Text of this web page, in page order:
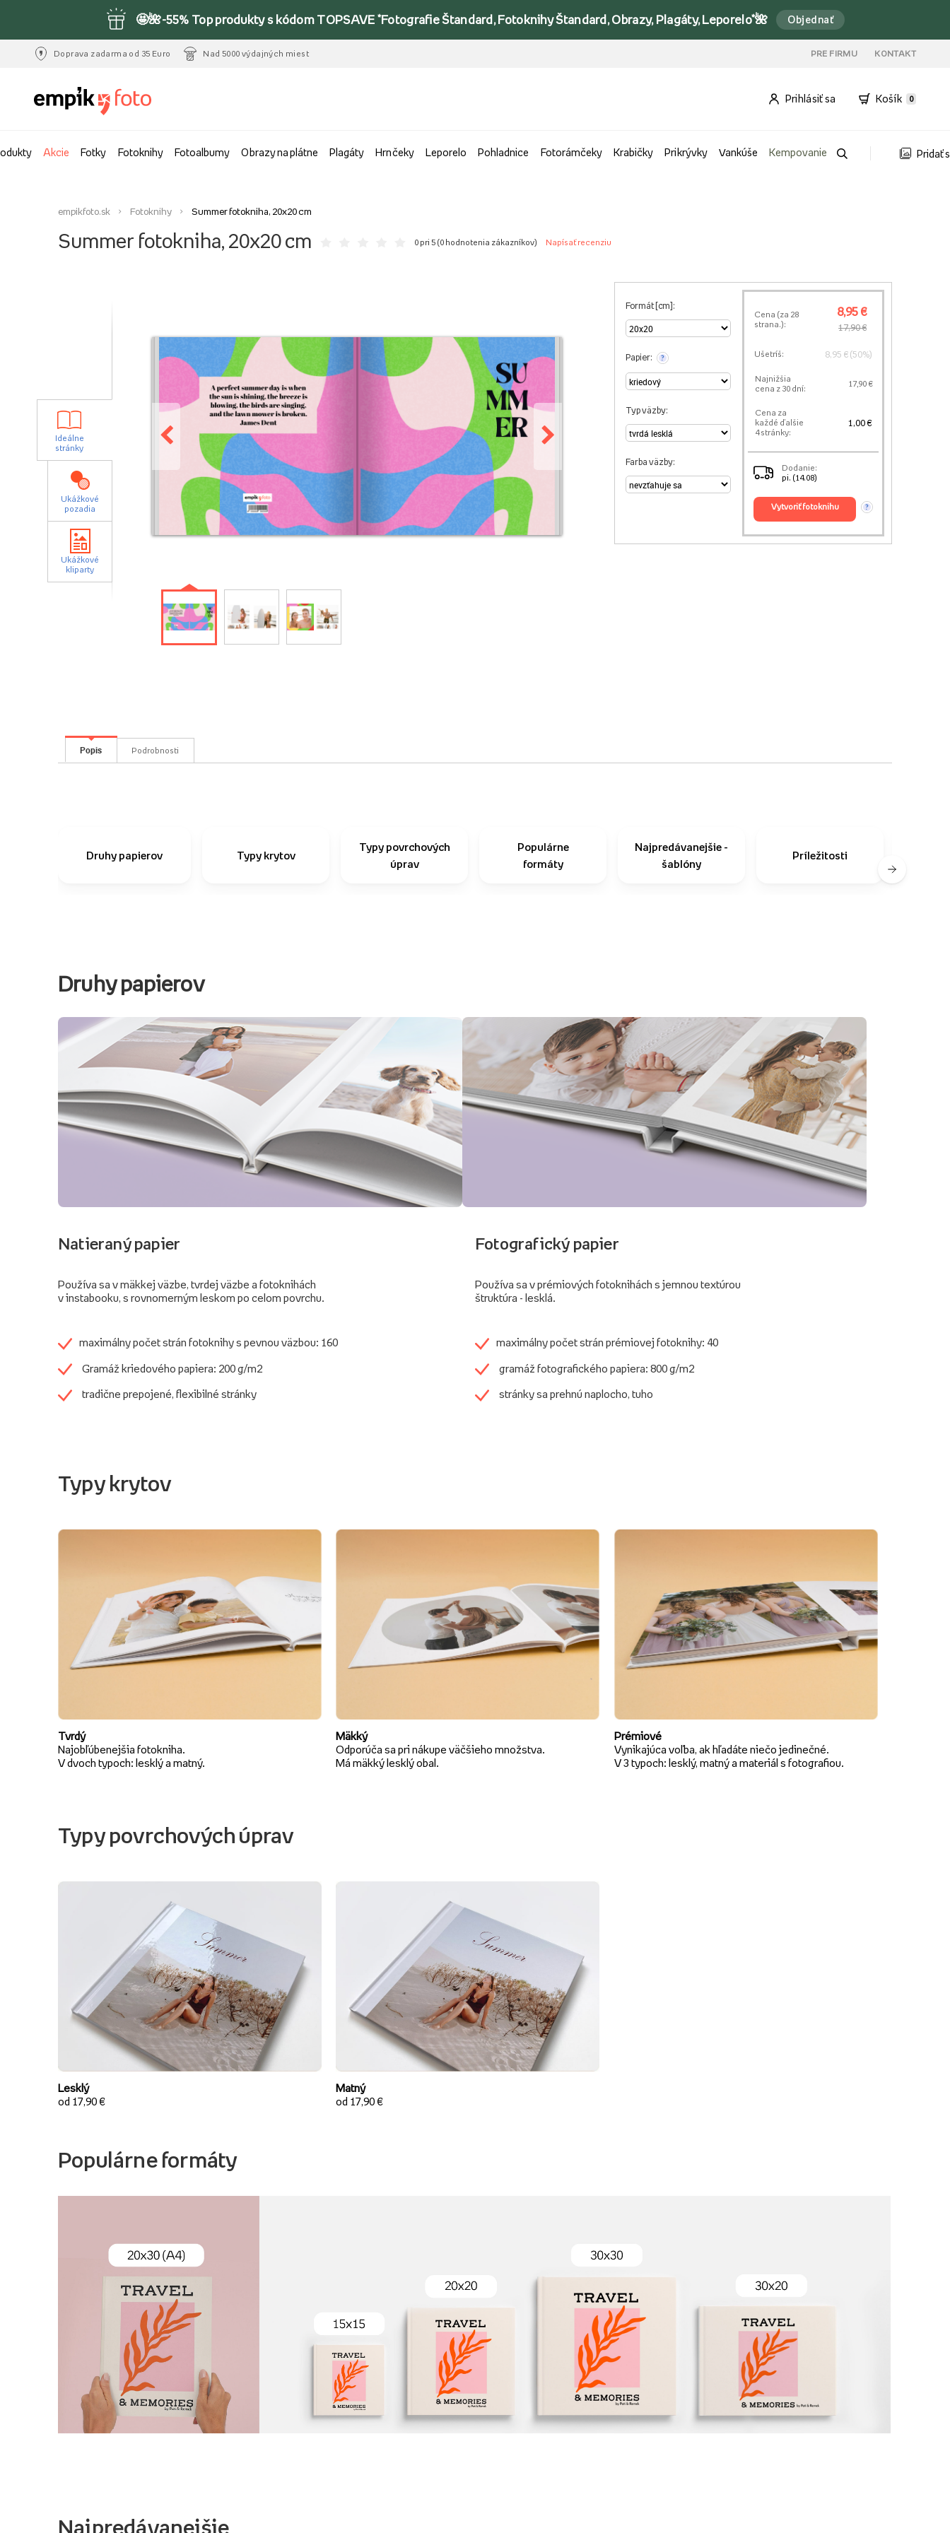
🤩🌺-55% Top produkty s kódom TOPSAVE *Fotografie Štandard, Fotoknihy Štandard, Obrazy, Plagáty, Leporelo*🌺 Objednať
Doprava zadarma od 35 Euro Nad 5000 výdajných miest PRE FIRMU KONTAKT
Prihlásiť sa Košík 0
Akcie Fotky Fotoknihy Fotoalbumy Obrazy na plátne Plagáty Hrnčeky Leporelo Pohladnice Fotorámčeky Krabičky Prikrývky Vankúše Kempovanie Pridať
empikfoto.sk Fotoknihy Summer fotokniha, 20x20 cm
Summer fotokniha, 20x20 cm 0 pri 5 (0 hodnotenia zákazníkov) Napísať recenziu
Ideálne
stránky
Ukážkové
pozadia
Ukážkové
kliparty
Formát [cm]:
Papier: ?
Typ väzby:
Farba väzby:
Cena (za 28
strana.):
8,95 €
17,90 €
Ušetríš: 8,95 € (50%)
Najnižšia
cena z 30 dní:
17,90 €
Cena za
každé ďalšie
4 stránky:
1,00 €
Dodanie:
pi. (14.08)
vytvoriť fotoknihu ?
Popis Podrobnosti
Druhy papierov Typy krytov
Typy povrchových
úprav
Populárne
formáty
Najpredávanejšie -
šablóny
Príležitosti
Druhy papierov
Natieraný papier
Používa sa v mäkkej väzbe, tvrdej väzbe a fotoknihách
v instabooku, s rovnomerným leskom po celom povrchu.
maximálny počet strán fotoknihy s pevnou väzbou: 160
Gramáž kriedového papiera: 200 g/m2
tradične prepojené, flexibilné stránky
Fotografický papier
Používa sa v prémiových fotoknihách s jemnou textúrou
štruktúra - lesklá.
maximálny počet strán prémiovej fotoknihy: 40
gramáž fotografického papiera: 800 g/m2
stránky sa prehnú naplocho, tuho
Typy krytov
Tvrdý
Najobľúbenejšia fotokniha.
V dvoch typoch: lesklý a matný.
Mäkký
Odporúča sa pri nákupe väčšieho množstva.
Má mäkký lesklý obal.
Prémiové
Vynikajúca voľba, ak hľadáte niečo jedinečné.
V 3 typoch: lesklý, matný a materiál s fotografiou.
Typy povrchových úprav
Lesklý
od 17,90 €
Matný
od 17,90 €
Populárne formáty
Najpredávanejšie